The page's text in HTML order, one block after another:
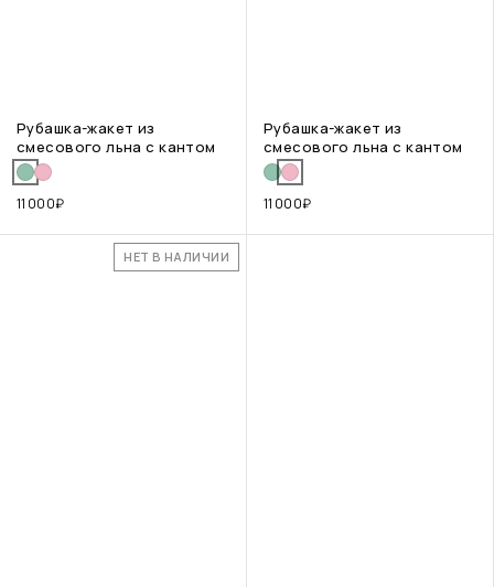
Рубашка-жакет из
смесового льна с кантом
11 000₽
Рубашка-жакет из
смесового льна с кантом
11 000₽
НЕТ В НАЛИЧИИ